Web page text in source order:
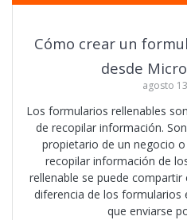
Cómo crear un
desde
agosto
Los formularios rellenables
de recopilar información.
propietario de un negocio
recopilar información de
rellenable se puede
diferencia de los formularios
que enviarse